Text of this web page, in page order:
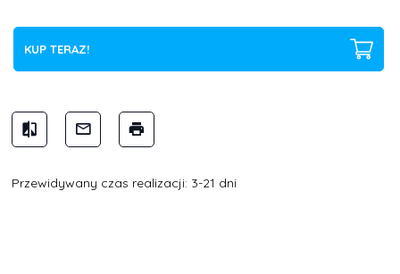
KUP TERAZ!
Przewidywany czas realizacji: 3-21 dni